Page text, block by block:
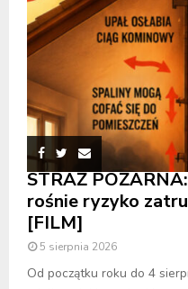
STRAŻ
rośnie ryzyko
[FILM]
5 sierpnia 2026
Od początku roku do 4